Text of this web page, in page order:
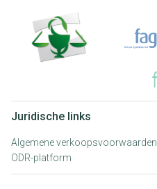
Juridische links
Algemene verkoopsvoorwaarden
ODR-platform